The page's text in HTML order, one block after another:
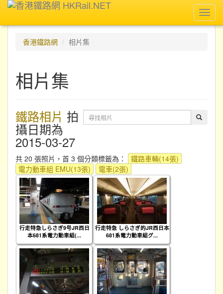
香港鐵路網
相片集
相片集
鐵路相片 拍
攝日期為
2015-03-27
共 20 張照片，首 3 個分類標籤為：
鐵路車輛(14張)
電力動車組 EMU(13張)
電車(2張)
行走特急しらさぎ9号JR西日
本681系電力動車組(...
行走特急 しらさぎ的JR西日本
681系電力動車組グ...